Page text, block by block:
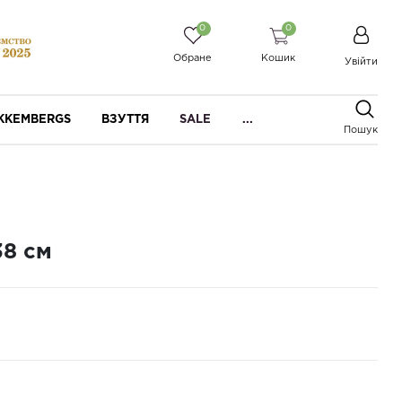
0
Обране
0
Кошик Увійти
ВЗУТТЯ SALE ...
Пошук
см